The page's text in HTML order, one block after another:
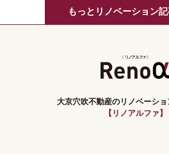
もっとリノベーション
大京穴吹不動産のリノベーシ
【リノアルファ】